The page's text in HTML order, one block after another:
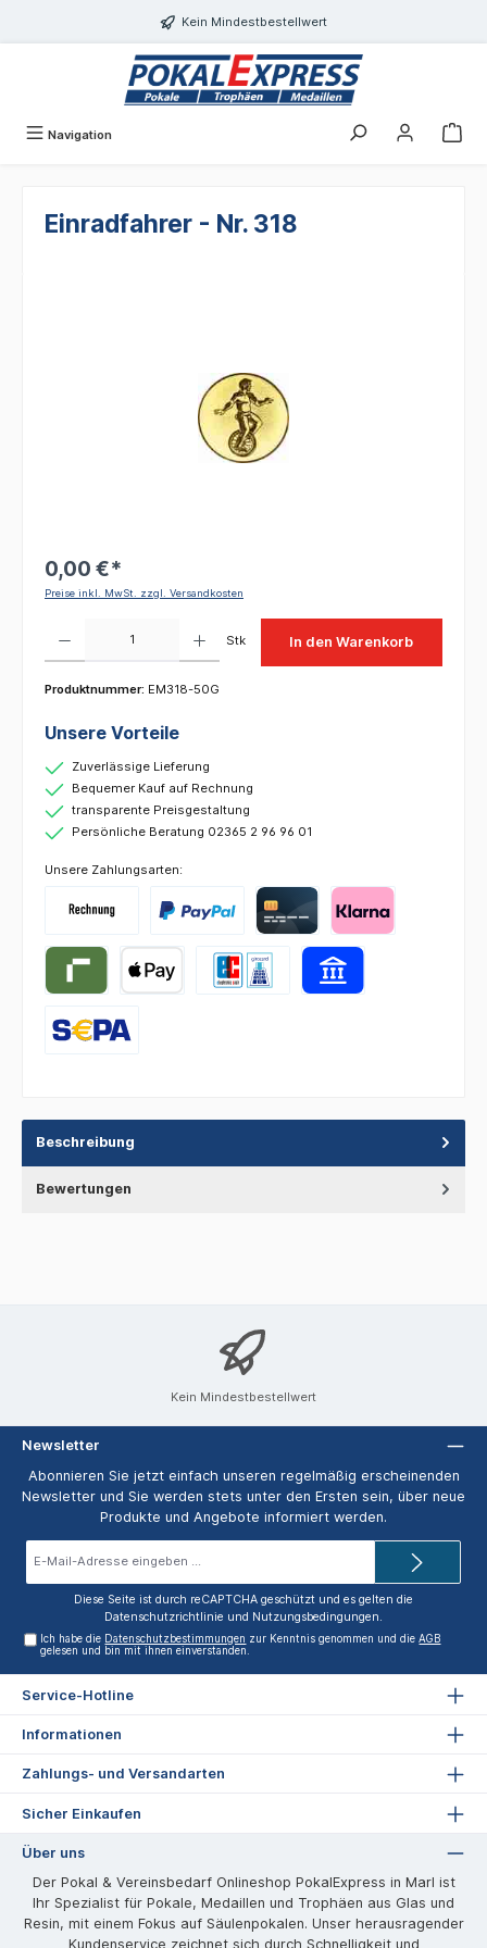
Kein Mindestbestellwert
Navigation
Einradfahrer - Nr. 318
0,00 €*
Preise inkl. MwSt. zzgl. Versandkosten
Stk In den Warenkorb
Produktnummer: EM318-50G
Unsere Vorteile
Zuverlässige Lieferung
Bequemer Kauf auf Rechnung
transparente Preisgestaltung
Persönliche Beratung 02365 2 96 96 01
Unsere Zahlungsarten:
Beschreibung
Bewertungen
Kein Mindestbestellwert
Newsletter
Abonnieren Sie jetzt einfach unseren regelmäßig erscheinenden
Newsletter und Sie werden stets unter den Ersten sein, über neue
Produkte und Angebote informiert werden.
Diese Seite ist durch reCAPTCHA geschützt und es gelten die
Datenschutzrichtlinie und Nutzungsbedingungen.
Ich habe die Datenschutzbestimmungen zur Kenntnis genommen und dieAGB
gelesen und bin mit ihnen einverstanden.
Service-Hotline
Informationen
Zahlungs- und Versandarten
Sicher Einkaufen
Über uns
Der Pokal & Vereinsbedarf Onlineshop PokalExpress in Marl ist
Ihr Spezialist für Pokale, Medaillen und Trophäen aus Glas und
Resin, mit einem Fokus auf Säulenpokalen. Unser herausragender
Kundenservice zeichnet sich durch Schnelligkeit und